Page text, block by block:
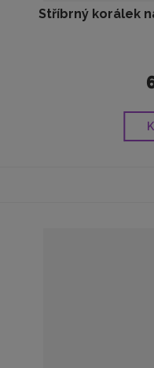
Stříbrný korálek